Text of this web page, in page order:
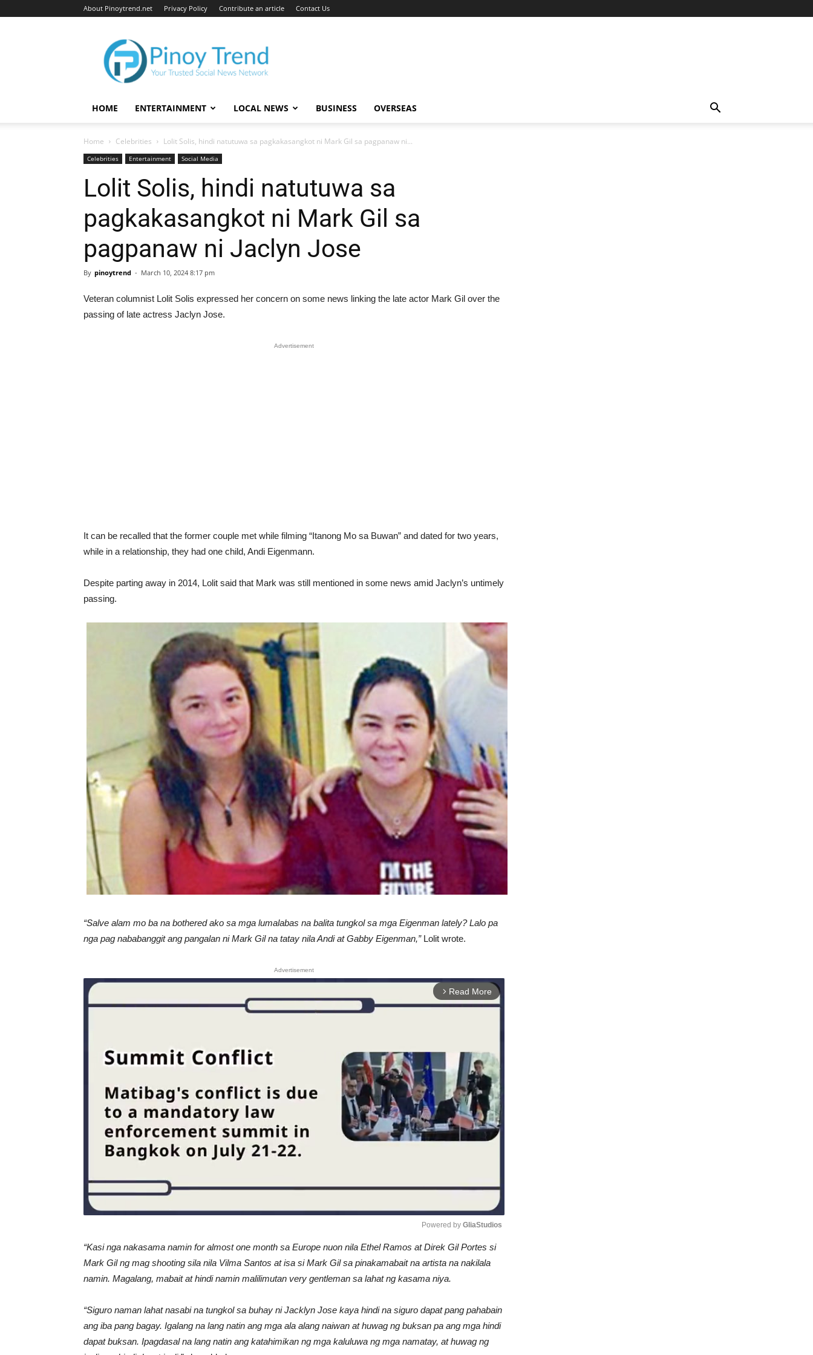
About Pinoytrend.net Privacy Policy Contribute an article Contact Us
Pinoytrend.net
HOME ENTERTAINMENT LOCAL NEWS BUSINESS OVERSEAS
Home Celebrities Lolit Solis, hindi natutuwa sa pagkakasangkot ni Mark Gil sa pagpanaw ni...
Celebrities Entertainment Social Media
Lolit Solis, hindi natutuwa sa
pagkakasangkot ni Mark Gil sa
pagpanaw ni Jaclyn Jose
By pinoytrend - March 10, 2024 8:17 pm
Veteran columnist Lolit Solis expressed her concern on some news linking the late actor Mark Gil over the
passing of late actress Jaclyn Jose.
Advertisement
It can be recalled that the former couple met while filming “Itanong Mo sa Buwan” and dated for two years,
while in a relationship, they had one child, Andi Eigenmann.
Despite parting away in 2014, Lolit said that Mark was still mentioned in some news amid Jaclyn’s untimely
passing.
“Salve alam mo ba na bothered ako sa mga lumalabas na balita tungkol sa mga Eigenman lately? Lalo pa
nga pag nababanggit ang pangalan ni Mark Gil na tatay nila Andi at Gabby Eigenman,”Lolit wrote.
Advertisement
arrow_forward_ios Read More
Unmute
Powered by GliaStudios
“Kasi nga nakasama namin for almost one month sa Europe nuon nila Ethel Ramos at Direk Gil Portes si
Mark Gil ng mag shooting sila nila Vilma Santos at isa si Mark Gil sa pinakamabait na artista na nakilala
namin. Magalang, mabait at hindi namin malilimutan very gentleman sa lahat ng kasama niya.
“Siguro naman lahat nasabi na tungkol sa buhay ni Jacklyn Jose kaya hindi na siguro dapat pang pahabain
ang iba pang bagay. Igalang na lang natin ang mga ala alang naiwan at huwag ng buksan pa ang mga hindi
dapat buksan. Ipagdasal na lang natin ang katahimikan ng mga kaluluwa ng mga namatay, at huwag ng